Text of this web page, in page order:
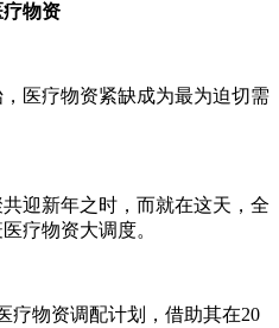
物资
疗物资紧缺成为最为迫切需
新年之时，而就在这天，全
疗物资大调度。
物资调配计划，借助其在20